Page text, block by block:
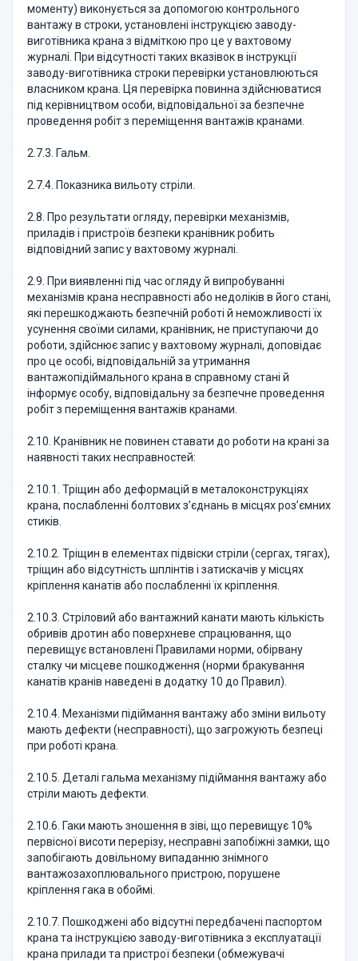
моменту) виконується за допомогою контрольного
вантажу в строки, установлені інструкцією заводу-
виготівника крана з відміткою про це у вахтовому
журналі. При відсутності таких вказівок в інструкції
заводу-виготівника строки перевірки установлюються
власником крана. Ця перевірка повинна здійснюватися
під керівництвом особи, відповідальної за безпечне
проведення робіт з переміщення вантажів кранами.
2.7.3. Гальм.
2.7.4. Показника вильоту стріли.
2.8. Про результати огляду, перевірки механізмів,
приладів і пристроїв безпеки кранівник робить
відповідний запис у вахтовому журналі.
2.9. При виявленні під час огляду й випробуванні
механізмів крана несправності або недоліків в його стані,
які перешкоджають безпечній роботі й неможливості їх
усунення своїми силами, кранівник, не приступаючи до
роботи, здійснює запис у вахтовому журналі, доповідає
про це особі, відповідальній за утримання
вантажопідіймального крана в справному стані й
інформує особу, відповідальну за безпечне проведення
робіт з переміщення вантажів кранами.
2.10. Кранівник не повинен ставати до роботи на крані за
наявності таких несправностей:
2.10.1. Тріщин або деформацій в металоконструкціях
крана, послабленні болтових з’єднань в місцях роз’ємних
стиків.
2.10.2. Тріщин в елементах підвіски стріли (сергах, тягах),
тріщин або відсутність шплінтів і затискачів у місцях
кріплення канатів або послабленні їх кріплення.
2.10.3. Стріловий або вантажний канати мають кількість
обривів дротин або поверхневе спрацювання, що
перевищує встановлені Правилами норми, обірвану
сталку чи місцеве пошкодження (норми бракування
канатів кранів наведені в додатку 10 до Правил).
2.10.4. Механізми підіймання вантажу або зміни вильоту
мають дефекти (несправності), що загрожують безпеці
при роботі крана.
2.10.5. Деталі гальма механізму підіймання вантажу або
стріли мають дефекти.
2.10.6. Гаки мають зношення в зіві, що перевищує 10%
первісної висоти перерізу, несправні запобіжні замки, що
запобігають довільному випаданню знімного
вантажозахоплювального пристрою, порушене
кріплення гака в обоймі.
2.10.7. Пошкоджені або відсутні передбачені паспортом
крана та інструкцією заводу-виготівника з експлуатації
крана прилади та пристрої безпеки (обмежувачі